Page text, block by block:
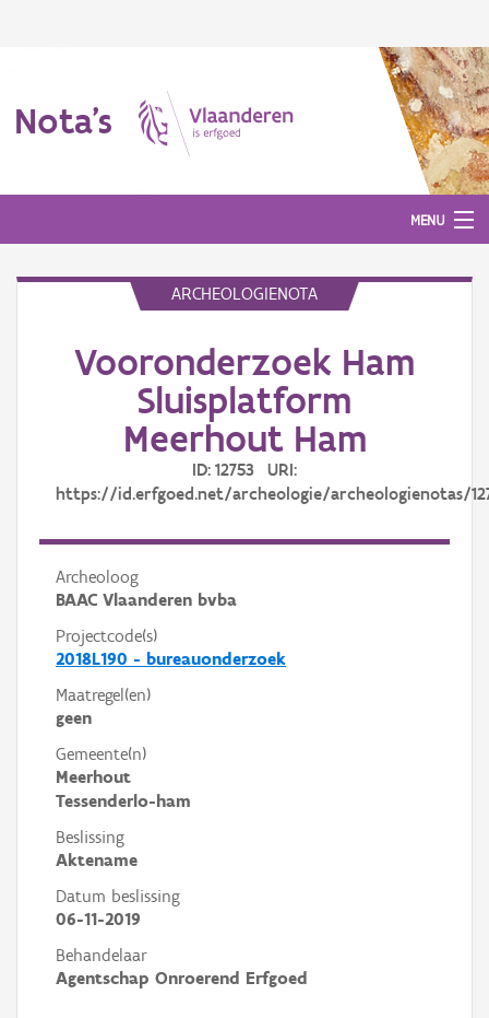
Nota's
MENU
Aanmelden
ARCHEOLOGIENOTA
Vooronderzoek Ham
Sluisplatform
Meerhout Ham
ID: 12753 URI:
https://id.erfgoed.net/archeologie/archeologienotas/
Archeoloog
BAAC Vlaanderen bvba
Projectcode(s)
2018L190 - bureauonderzoek
Maatregel(en)
geen
Gemeente(n)
Meerhout
Tessenderlo-ham
Beslissing
Aktename
Datum beslissing
06-11-2019
Behandelaar
Agentschap Onroerend Erfgoed